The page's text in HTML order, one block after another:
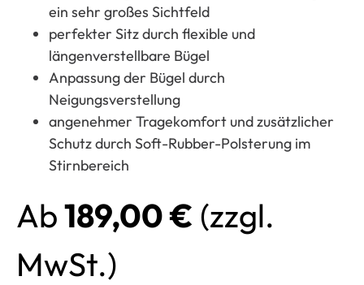
ein sehr großes Sichtfeld
perfekter Sitz durch flexible und
längenverstellbare Bügel
Anpassung der Bügel durch
Neigungsverstellung
angenehmer Tragekomfort und zusätzlicher
Schutz durch Soft-Rubber-Polsterung im
Stirnbereich
Ab189,00€ (zzgl.
MwSt.)